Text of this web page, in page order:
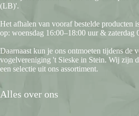
(LB)'.
Het afhalen van vooraf bestelde producten
op: woensdag 16:00–18:00 uur & zaterdag
Daarnaast kun je ons ontmoeten tijdens de
vogelvereniging 't Sieske in Stein. Wij zijn
een selectie uit ons assortiment.
Alles over ons